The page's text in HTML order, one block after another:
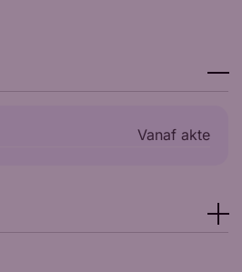
vanaf akte